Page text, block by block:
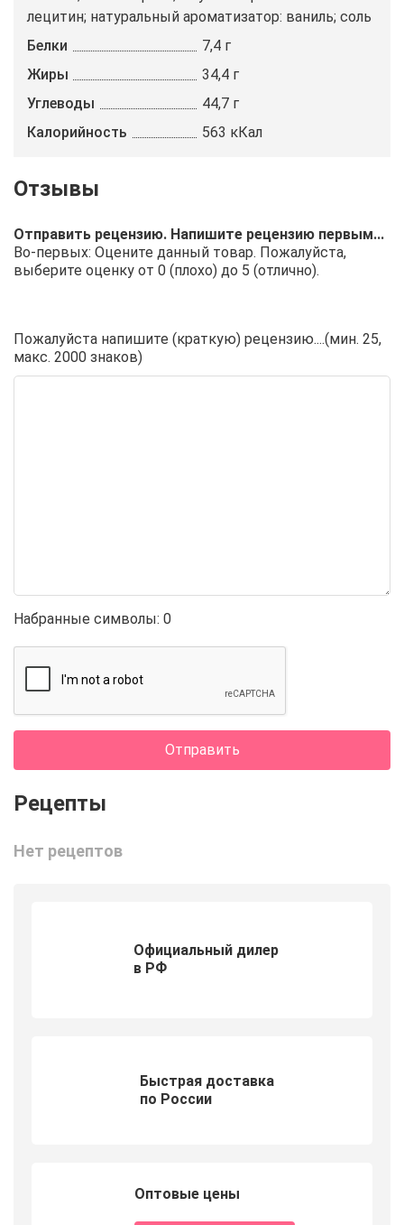
лецитин; натуральный ароматизатор: ваниль; cоль
Белки
7,4 г
Жиры
34,4 г
Углеводы
44,7 г
Калорийность
563 кКал
Отправить рецензию. Напишите рецензию первым...
Во-первых: Оцените данный товар. Пожалуйста,
выберите оценку от 0 (плохо) до 5 (отлично).
Пожалуйста напишите (краткую) рецензию....(мин. 25,
макс. 2000 знаков)
Набранные символы: 0
Отправить
Нет рецептов
Официальный дилер
в РФ
Быстрая доставка
по России
Оптовые цены